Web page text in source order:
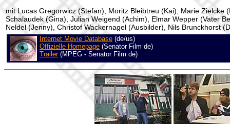
mit Lucas Gregorwicz (Stefan), Moritz Bleibtreu (Kai), Marie Zielcke
Schalaudek (Gina), Julian Weigend (Achim), Elmar Wepper (Vater
Neldel (Jenny), Christof Wackernagel (Ausbilder), Nils Brunckhorst
Internet Movie Database (de/us)
Offizielle Homepage (Senator Film de)
Trailer(MPEG - Senator Film de)